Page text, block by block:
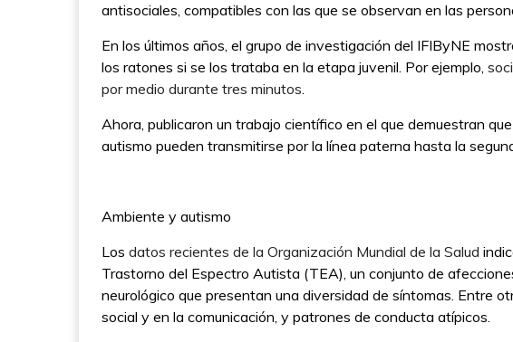
antisociales, compatibles con las que se observan en las
En los últimos años, el grupo de investigación del IFIByNE
los ratones si se los trataba en la etapa juvenil. Por ejemplo,
por medio durante tres minutos.
Ahora, publicaron un trabajo científico en el que demuestran
autismo pueden transmitirse por la línea paterna hasta la
Ambiente y autismo
Los datos recientes de la Organización Mundial de la Salud
Trastorno del Espectro Autista (TEA), un conjunto de
neurológico que presentan una diversidad de síntomas. Entre
social y en la comunicación, y patrones de conducta atípicos.